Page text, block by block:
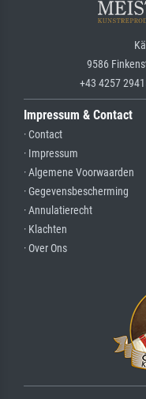
9586
+43 4257
Impressum & Contact
· Contact
· Impressum
· Algemene Voorwaarden
· Gegevensbescherming
· Annulatierecht
· Klachten
· Over Ons